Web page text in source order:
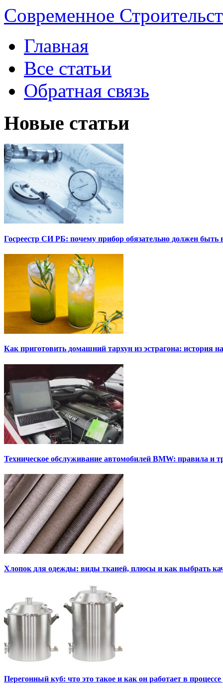
Современное
Главная
Все статьи
Обратная связь
Новые статьи
Госреестр СИ РБ: почему прибор обязательно должен быть
Как приготовить домашний тархун из эстрагона: история
Техническое обслуживание автомобилей BMW: правила и
Хлопок для одежды: виды тканей, плюсы и как выбрать
Перегонный куб: что это такое и как он работает в